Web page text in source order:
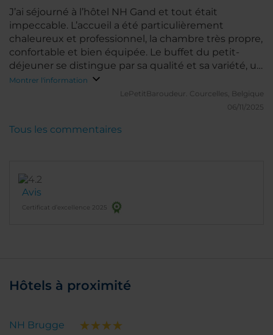
J’ai séjourné à l’hôtel NH Gand et tout était
impeccable. L’accueil a été particulièrement
chaleureux et professionnel, la chambre très propre,
confortable et bien équipée. Le buffet du petit-
déjeuner se distingue par sa qualité et sa variété, un
véritable point fort de l’établissement.
L’emplacement, au centre de Gand, est idéal pour
visiter la ville à pied. Le personnel est attentionné et
résumé, une adresse que je recommande sans
Montrer l'information
LePetitBaroudeur. Courcelles, Belgique
06/11/2025
Avis
Certificat d’excellence 2025
Tous les commentaires
Hôtels à proximité
NH Brugge